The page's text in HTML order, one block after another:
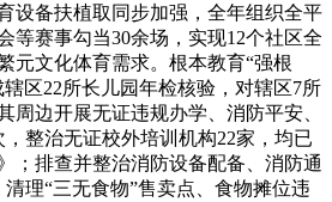
设备扶植取同步加强，全年组织全平
等赛事勾当30余场，实现12个社区全
元文化体育需求。根本教育“强根
区22所长儿园年检核验，对辖区7所
周边开展无证违规办学、消防平安、
整治无证校外培训机构22家，均已
；排查并整治消防设备配备、消防通
理“三无食物”售卖点、食物摊位违